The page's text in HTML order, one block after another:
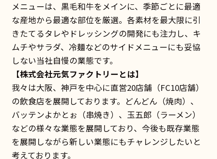
メニューは、黒毛和牛をメインに、季節ごとに最適
な産地から最適な部位を厳選。各素材を最大限に引
きたてるタレやドレッシングの開発にも注力し、キ
ムチやサラダ、冷麺などのサイドメニューにも妥協
しない当社自慢の業態です。
【株式会社元気ファクトリーとは】
我々は大阪、神戸を中心に直営20店舗（FC10店舗）
の飲食店を展開しております。どんどん（焼肉）、
バッテンよかとぉ（串焼き）、玉五郎（ラーメン）
などの様々な業態を展開しており、今後も既存業態
を展開しながら新しい業態にもチャレンジしたいと
考えております。